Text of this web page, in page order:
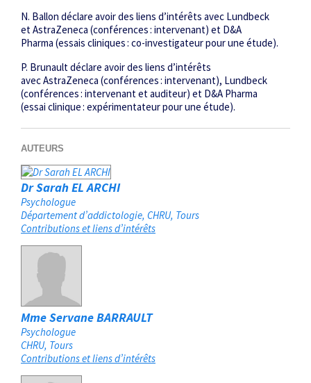
N. Ballon déclare avoir des liens d’intérêts avec Lundbeck
et AstraZeneca (conférences : intervenant) et D&A
Pharma (essais cliniques : co-investigateur pour une étude).
P. Brunault déclare avoir des liens d’intérêts
avec AstraZeneca (conférences : intervenant), Lundbeck
(conférences : intervenant et auditeur) et D&A Pharma
(essai clinique : expérimentateur pour une étude).
AUTEURS
Dr Sarah EL ARCHI
Psychologue
Département d’addictologie, CHRU Tours
Contributions et liens d’intérêts
Mme Servane BARRAULT
Psychologue
CHRU Tours
Contributions et liens d’intérêts